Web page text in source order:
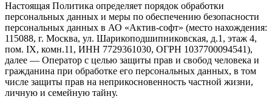
Настоящая Политика определяет порядок обработки
персональных данных и меры по обеспечению безопасности
персональных данных в АО «Актив-софт» (место нахождения:
115088, г. Москва, ул. Шарикоподшипниковская, д.1, этаж 4,
пом. IX, комн.11, ИНН 7729361030, ОГРН 1037700094541),
далее — Оператор с целью защиты прав и свобод человека и
гражданина при обработке его персональных данных, в том
числе защиты прав на неприкосновенность частной жизни,
личную и семейную тайну.